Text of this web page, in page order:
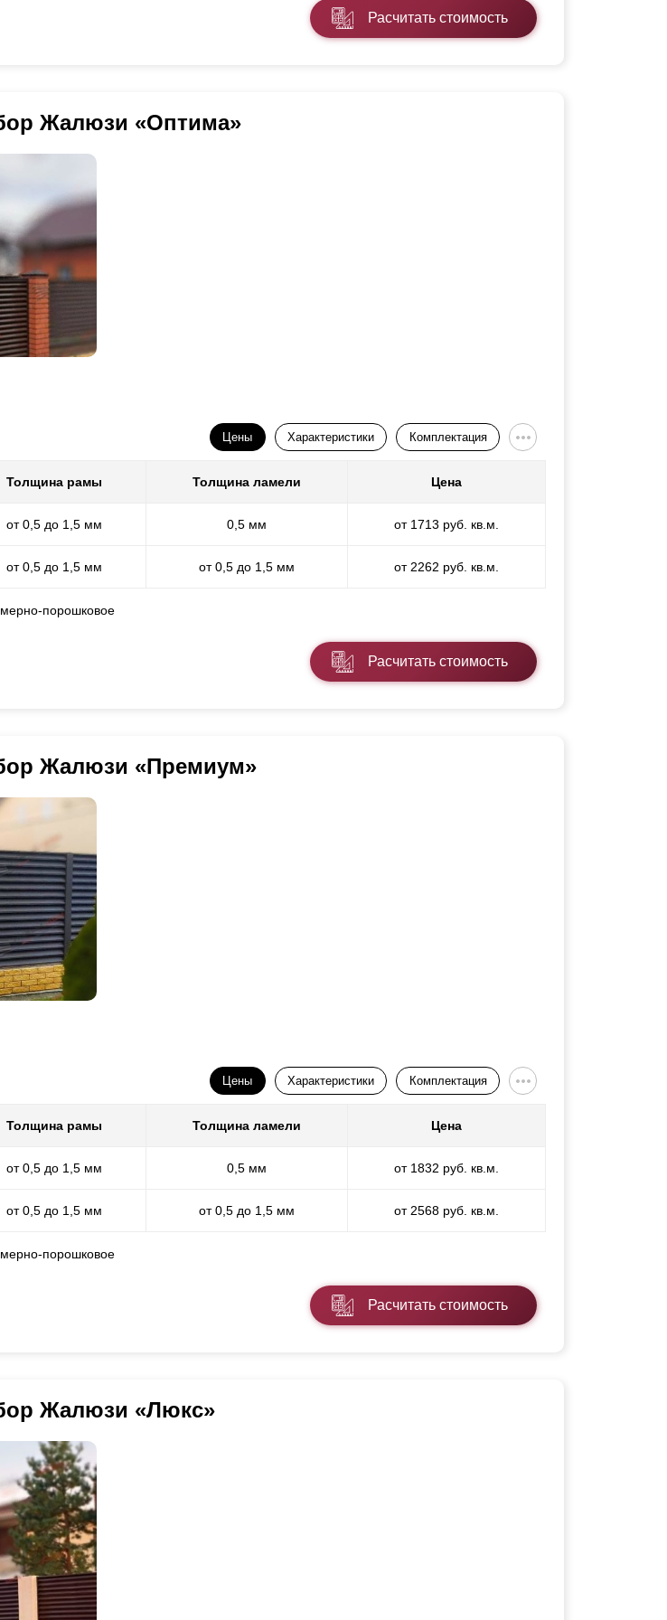
Расчитать стоимость
Жалюзи «Оптима»
Цены Характеристики Комплектация
Толщина рамы Толщина ламели Цена
от 0,5 до 1,5 мм 0,5 мм от 1713 руб. кв.м.
от 0,5 до 1,5 мм от 0,5 до 1,5 мм от 2262 руб. кв.м.
порошковое
Расчитать стоимость
Жалюзи «Премиум»
Цены Характеристики Комплектация
Толщина рамы Толщина ламели Цена
от 0,5 до 1,5 мм 0,5 мм от 1832 руб. кв.м.
от 0,5 до 1,5 мм от 0,5 до 1,5 мм от 2568 руб. кв.м.
порошковое
Расчитать стоимость
Жалюзи «Люкс»